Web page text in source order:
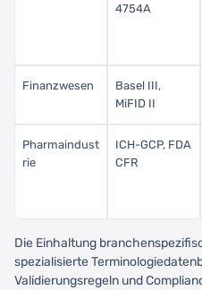
4754A
Finanzwesen
Basel III,
MiFID II
Pharmaindust
rie
ICH-GCP, FDA
CFR
Die Einhaltung
spezialisierte
Validierungsregeln und